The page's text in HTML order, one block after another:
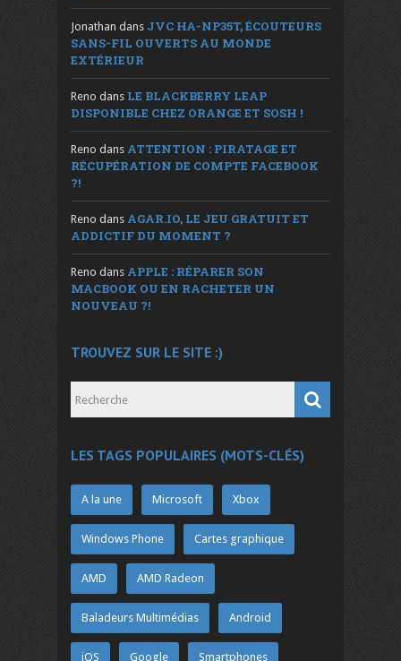
Jonathan dans JVC HA-NP35T, ÉCOUTEURS
SANS-FIL OUVERTS AU MONDE
EXTÉRIEUR
Reno dans LE BLACKBERRY LEAP
DISPONIBLE CHEZ ORANGE ET SOSH !
Reno dans ATTENTION : PIRATAGE ET
RÉCUPÉRATION DE COMPTE FACEBOOK
?!
Reno dans AGAR.IO, LE JEU GRATUIT ET
ADDICTIF DU MOMENT ?
Reno dans APPLE : RÉPARER SON
MACBOOK OU EN RACHETER UN
NOUVEAU ?!
TROUVEZ SUR LE SITE :)
LES TAGS POPULAIRES (MOTS-CLÉS)
A la une Microsoft Xbox
Windows Phone Cartes graphique
AMD AMD Radeon
Baladeurs Multimédias Android
iOS Google Smartphones